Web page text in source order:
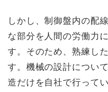
しかし、制御盤内の配
な部分を人間の労働力
す。そのため、熟練し
す。機械の設計につい
造だけを自社で行って